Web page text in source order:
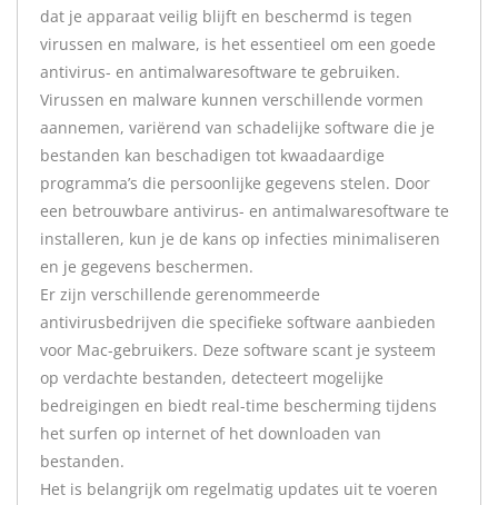
dat je apparaat veilig blijft en beschermd is tegen
virussen en malware, is het essentieel om een goede
antivirus- en antimalwaresoftware te gebruiken.
Virussen en malware kunnen verschillende vormen
aannemen, variërend van schadelijke software die je
bestanden kan beschadigen tot kwaadaardige
programma’s die persoonlijke gegevens stelen. Door
een betrouwbare antivirus- en antimalwaresoftware te
installeren, kun je de kans op infecties minimaliseren
en je gegevens beschermen.
Er zijn verschillende gerenommeerde
antivirusbedrijven die specifieke software aanbieden
voor Mac-gebruikers. Deze software scant je systeem
op verdachte bestanden, detecteert mogelijke
bedreigingen en biedt real-time bescherming tijdens
het surfen op internet of het downloaden van
bestanden.
Het is belangrijk om regelmatig updates uit te voeren